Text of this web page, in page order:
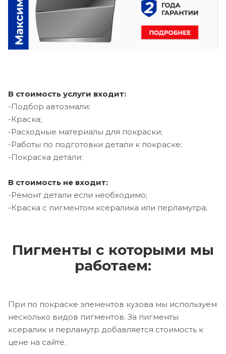
В стоимость услуги входит:
-Подбор автоэмали;
-Краска;
-Расходные материалы для покраски;
-Работы по подготовки детали к покраске;
-Покраска детали;
В стоимость не входит:
-Ремонт детали если необходимо;
-Краска с пигментом ксералика или перламутра;
Пигменты с которыми мы
работаем:
При по покраске элементов кузова мы используем
несколько видов пигментов. За пигменты
ксералик и перламутр добавляется стоимость к
цене на сайте.